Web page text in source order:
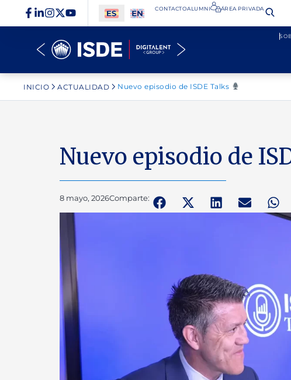
CONTACTOALUMNI ÁREA PRIVADA​
INICIO ACTUALIDAD Nuevo episodio de ISDE Talks
Nuevo episodio de
8 mayo, 2026Comparte: